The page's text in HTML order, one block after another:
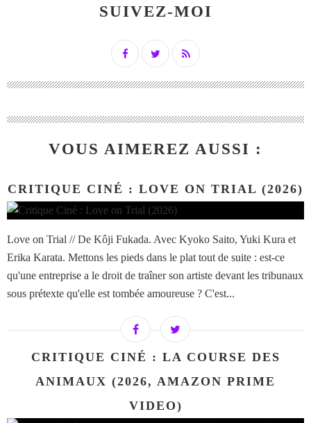
SUIVEZ-MOI
VOUS AIMEREZ AUSSI :
CRITIQUE CINÉ : LOVE ON TRIAL (2026)
Love on Trial // De Kôji Fukada. Avec Kyoko Saito, Yuki Kura et
Erika Karata. Mettons les pieds dans le plat tout de suite : est-ce
qu'une entreprise a le droit de traîner son artiste devant les tribunaux
sous prétexte qu'elle est tombée amoureuse ? C'est...
CRITIQUE CINÉ : LA COURSE DES
ANIMAUX (2026, AMAZON PRIME
VIDEO)